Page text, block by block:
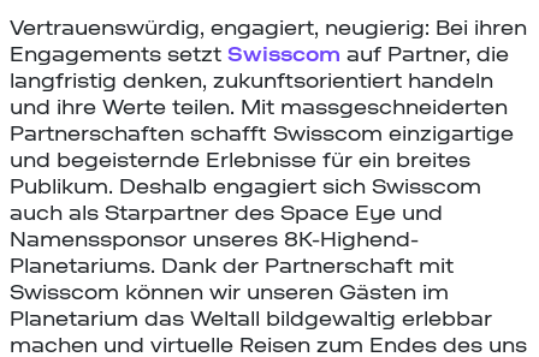
Vertrauenswürdig, engagiert, neugierig: Bei ihren
Engagements setzt Swisscom auf Partner, die
langfristig denken, zukunftsorientiert handeln
und ihre Werte teilen. Mit massgeschneiderten
Partnerschaften schafft Swisscom einzigartige
und begeisternde Erlebnisse für ein breites
Publikum. Deshalb engagiert sich Swisscom
auch als Starpartner des Space Eye und
Namenssponsor unseres 8K-Highend-
Planetariums. Dank der Partnerschaft mit
Swisscom können wir unseren Gästen im
Planetarium das Weltall bildgewaltig erlebbar
machen und virtuelle Reisen zum Endes des uns